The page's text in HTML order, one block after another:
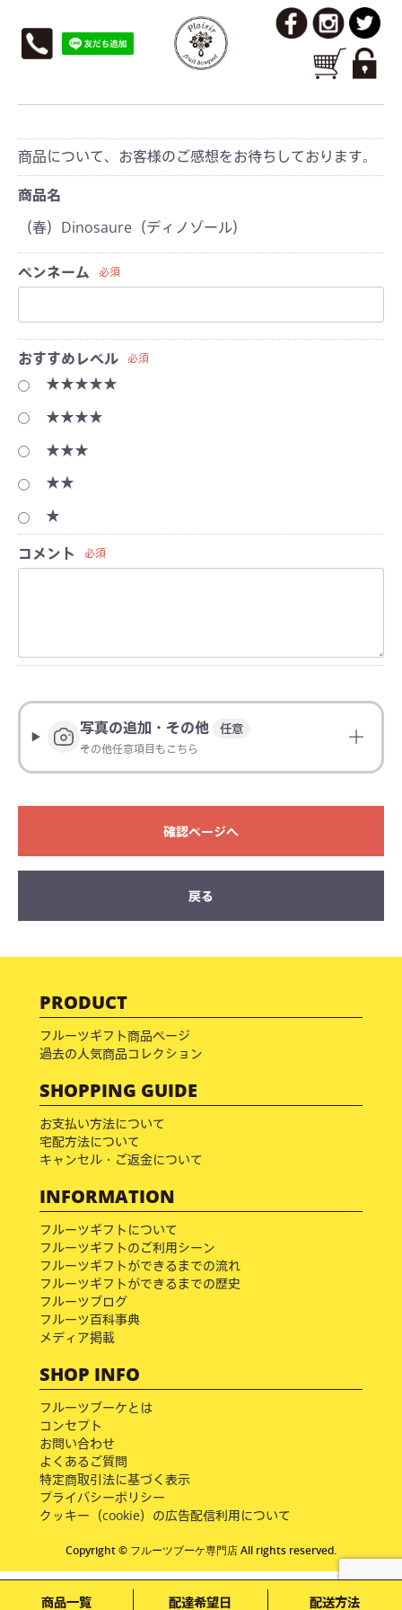
商品について、お客様のご感想をお待ちしております。
商品名
（春）Dinosaure（ディノゾール）
ペンネーム 必須
おすすめレベル 必須
★★★★★
★★★★
★★★
★★
★
コメント
必須
写真の追加・その他 任意
その他任意項目もこちら
確認ページへ
戻る
PRODUCT
フルーツギフト商品ページ
過去の人気商品コレクション
SHOPPING GUIDE
お支払い方法について
宅配方法について
キャンセル・ご返金について
INFORMATION
フルーツギフトについて
フルーツギフトのご利用シーン
フルーツギフトができるまでの流れ
フルーツギフトができるまでの歴史
フルーツブログ
フルーツ百科事典
メディア掲載
SHOP INFO
フルーツブーケとは
コンセプト
お問い合わせ
よくあるご質問
特定商取引法に基づく表示
プライバシーポリシー
クッキー（cookie）の広告配信利用について
Copyright © フルーツブーケ専門店 All rights reserved.
商品一覧 配達希望日 配送方法